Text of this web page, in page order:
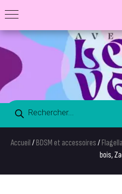
Accueil / BDSM et accessoires /
bois,